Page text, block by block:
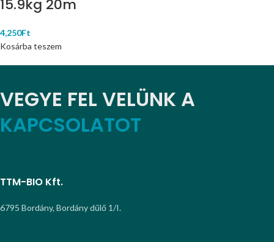
15.9kg 20m
4,250Ft
Kosárba teszem
VEGYE FEL VELÜNK A
KAPCSOLATOT
TTM-BIO Kft.
6795 Bordány, Bordány dűlő 1/I.